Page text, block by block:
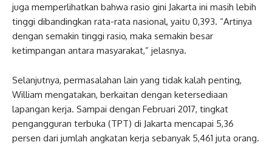
juga memperlihatkan bahwa rasio gini Jakarta ini masih lebih
tinggi dibandingkan rata-rata nasional, yaitu 0,393. “Artinya
dengan semakin tinggi rasio, maka semakin besar
ketimpangan antara masyarakat,” jelasnya.
Selanjutnya, permasalahan lain yang tidak kalah penting,
William mengatakan, berkaitan dengan ketersediaan
lapangan kerja. Sampai dengan Februari 2017, tingkat
pengangguran terbuka (TPT) di Jakarta mencapai 5,36
persen dari jumlah angkatan kerja sebanyak 5,461 juta orang.